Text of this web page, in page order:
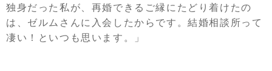
独身だった私が、再婚できるご縁にたどり着けたの
は、ゼルムさんに入会したからです。結婚相談所って
凄い！といつも思います。」